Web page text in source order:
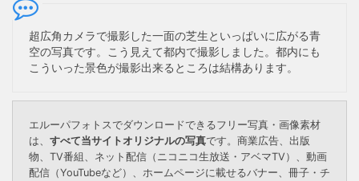
超広角カメラで撮影した一面の芝生といっぱいに広がる青
空の写真です。こう見えて都内で撮影しました。都内にも
こういった景色が撮影出来るところは結構あります。
エルーパフォトスでダウンロードできるフリー写真・画像素材
は、 すべて当サイトオリジナルの写真です。商業広告、出版
物、TV番組、ネット配信（ニコニコ生放送・アベマTV）、動画
配信（YouTubeなど）、ホームページに載せるバナー、冊子・チ